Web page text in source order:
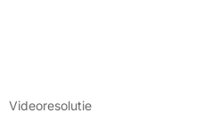
Videoresolutie